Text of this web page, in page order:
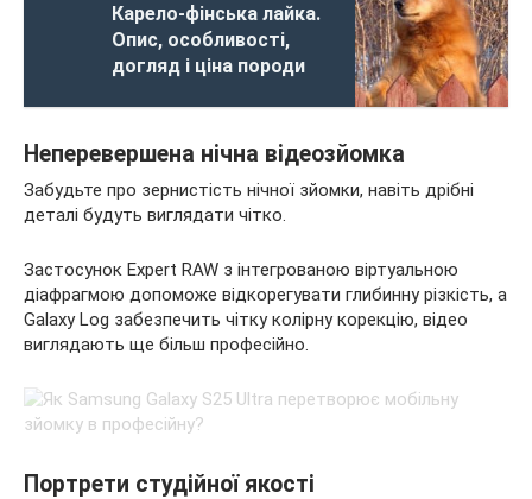
Карело-фінська лайка.
Опис, особливості,
догляд і ціна породи
Неперевершена нічна відеозйомка
Забудьте про зернистість нічної зйомки, навіть дрібні
деталі будуть виглядати чітко.
Застосунок Expert RAW з інтегрованою віртуальною
діафрагмою допоможе відкорегувати глибинну різкість, а
Galaxy Log забезпечить чітку колірну корекцію, відео
виглядають ще більш професійно.
Портрети студійної якості